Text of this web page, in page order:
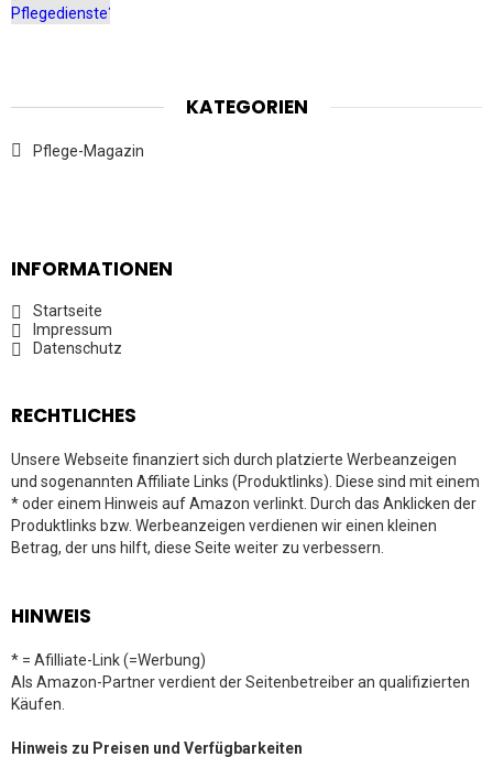
KATEGORIEN
Pflege-Magazin
INFORMATIONEN
Startseite
Impressum
Datenschutz
RECHTLICHES
Unsere Webseite finanziert sich durch platzierte Werbeanzeigen
und sogenannten Affiliate Links (Produktlinks). Diese sind mit einem
* oder einem Hinweis auf Amazon verlinkt. Durch das Anklicken der
Produktlinks bzw. Werbeanzeigen verdienen wir einen kleinen
Betrag, der uns hilft, diese Seite weiter zu verbessern.
HINWEIS
* = Afilliate-Link (=Werbung)
Als Amazon-Partner verdient der Seitenbetreiber an qualifizierten
Käufen.
Hinweis zu Preisen und Verfügbarkeiten